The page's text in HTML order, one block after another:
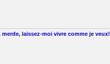
laissez-moi vivre comme je veux!